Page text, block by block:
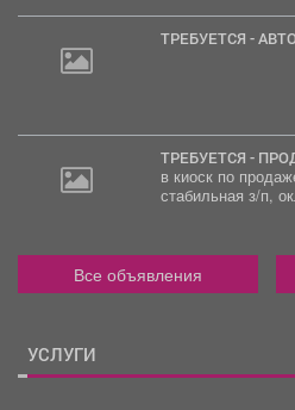
ТРЕБУЕТСЯ -
ТРЕБУЕТСЯ -
в киоск по
стабильная з/п,
Все объявления
УСЛУГИ